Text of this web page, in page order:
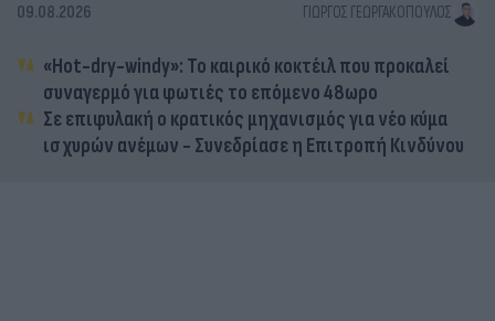
09.08.2026 ΓΙΏΡΓΟΣ ΓΕΩΡΓΑΚΌΠΟΥΛΟΣ
«Hot-dry-windy»: Το καιρικό κοκτέιλ που προκαλεί
συναγερμό για φωτιές το επόμενο 48ωρο
Σε επιφυλακή ο κρατικός μηχανισμός για νέο κύμα
ισχυρών ανέμων - Συνεδρίασε η Επιτροπή Κινδύνου